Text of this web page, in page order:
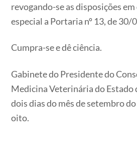
revogando-se as disposições
especial a Portaria nº 13, de 30/
Cumpra-se e dê ciência.
Gabinete do Presidente do
Medicina Veterinária do Estado
dois dias do mês de setembro
oito.